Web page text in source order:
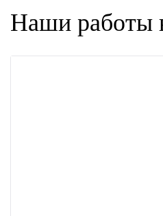
Наши работы